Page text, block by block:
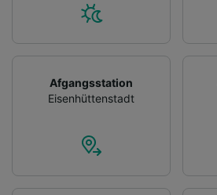
Afgangsstation
Eisenhüttenstadt